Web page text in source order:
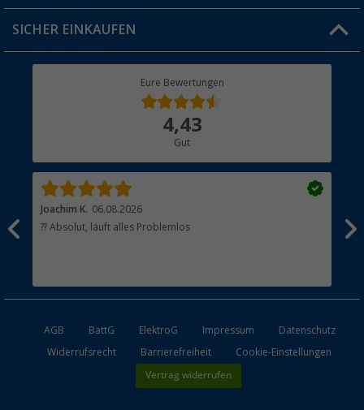
Jobs & Karriere
Rücksendung
SICHER EINKAUFEN
Eure Bewertungen
4,43
Gut
Joachim K. 06.08.2026
?? Absolut, läuft alles Problemlos
AGB BattG ElektroG Impressum
Datenschutz
Widerrufsrecht
Barrierefreiheit Cookie-Einstellungen
Vertrag widerrufen